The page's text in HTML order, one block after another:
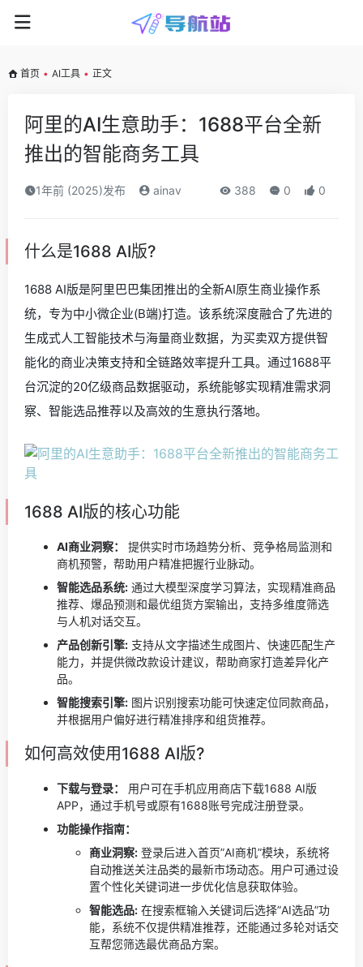
首页 • AI工具 • 正文
阿里的AI生意助手：1688平台全新
推出的智能商务工具
1年前 (2025)发布 ainav 388 0 0
什么是1688 AI版?
1688 AI版是阿里巴巴集团推出的全新AI原生商业操作系
统，专为中小微企业(B端)打造。该系统深度融合了先进的
生成式人工智能技术与海量商业数据，为买卖双方提供智
能化的商业决策支持和全链路效率提升工具。通过1688平
台沉淀的20亿级商品数据驱动，系统能够实现精准需求洞
察、智能选品推荐以及高效的生意执行落地。
1688 AI版的核心功能
AI商业洞察：
提供实时市场趋势分析、竞争格局监测和
商机预警，帮助用户精准把握行业脉动。
智能选品系统: 通过大模型深度学习算法，实现精准商品
推荐、爆品预测和最优组货方案输出，支持多维度筛选
与人机对话交互。
产品创新引擎: 支持从文字描述生成图片、快速匹配生产
能力，并提供微改款设计建议，帮助商家打造差异化产
品。
智能搜索引擎: 图片识别搜索功能可快速定位同款商品，
并根据用户偏好进行精准排序和组货推荐。
如何高效使用1688 AI版?
下载与登录：
用户可在手机应用商店下载1688 AI版
APP，通过手机号或原有1688账号完成注册登录。
功能操作指南：
商业洞察: 登录后进入首页”AI商机”模块，系统将
自动推送关注品类的最新市场动态。用户可通过设
置个性化关键词进一步优化信息获取体验。
智能选品: 在搜索框输入关键词后选择”AI选品”功
能，系统不仅提供精准推荐，还能通过多轮对话交
互帮您筛选最优商品方案。